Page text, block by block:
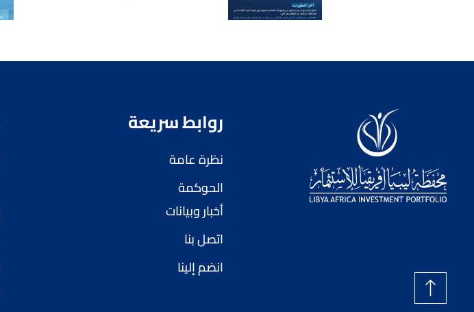
روابط سريعة
نظرة عامة
الحوكمة
أخبار وبيانات
اتصل بنا
انضم إلينا